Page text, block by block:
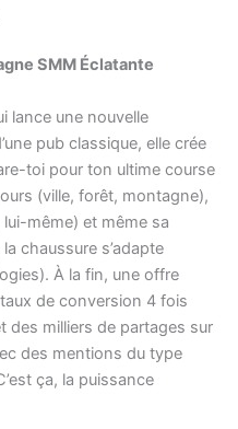
SMM Éclatante
lance une nouvelle
pub classique, elle crée
toi pour ton ultime course
(ville, forêt, montagne),
même) et même sa
la chaussure s’adapte
À la fin, une offre
de conversion 4 fois
des milliers de partages sur
des mentions du type
ça, la puissance